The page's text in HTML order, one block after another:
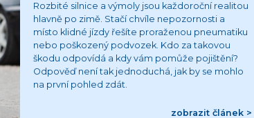
Rozbité silnice a výmoly jsou každoroční realitou
hlavně po zimě. Stačí chvíle nepozornosti a
místo klidné jízdy řešíte proraženou pneumatiku
nebo poškozený podvozek. Kdo za takovou
škodu odpovídá a kdy vám pomůže pojištění?
Odpověď není tak jednoduchá, jak by se mohlo
na první pohled zdát.
zobrazit článek >